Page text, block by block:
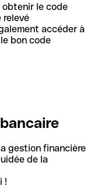
obtenir le code
relevé
accéder à
bon code
gestion financière
de la
!